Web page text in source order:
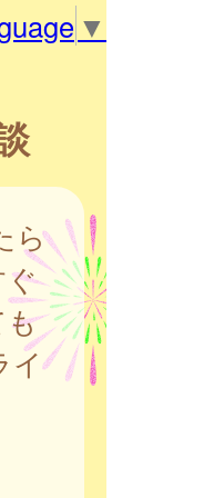
▼
ら
ぐ
も
イ